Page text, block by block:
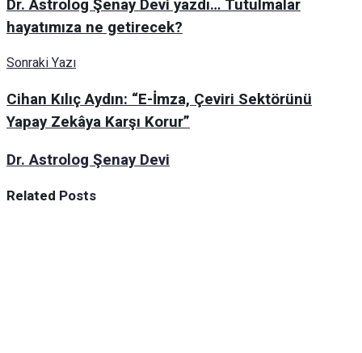
hayatımıza ne getirecek?
Sonraki Yazı
Cihan Kılıç Aydın: “E-İmza, Çeviri Sektörünü
Yapay Zekâya Karşı Korur”
Dr. Astrolog Şenay Devi
Related Posts